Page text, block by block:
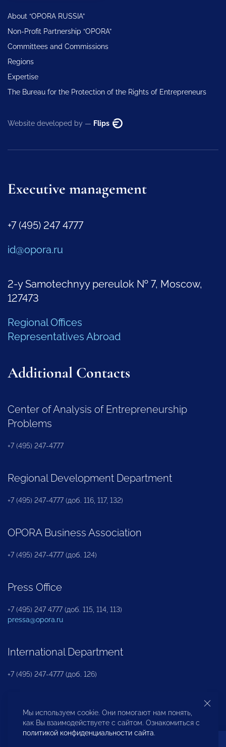
About “OPORA RUSSIA”
Non-Profit Partnership “OPORA”
Committees and Commissions
Regions
Expertise
The Bureau for the Protection of the Rights of Entrepreneurs
Website developed by — Flips
Executive management
+7 (495) 247 4777
id@opora.ru
2-y Samotechnyy pereulok № 7, Moscow,
127473
Regional Offices
Representatives Abroad
Additional Contacts
Center of Analysis of Entrepreneurship
Problems
+7 (495) 247-4777
Regional Development Department
+7 (495) 247-4777 (доб. 116, 117, 132)
OPORA Business Association
+7 (495) 247-4777 (доб. 124)
Press Office
+7 (495) 247 4777 (доб. 115, 114, 113)
pressa@opora.ru
International Department
+7 (495) 247-4777 (доб. 126)
Business and Investment Rights Protection
Department
Мы используем cookie. Они помогают нам понять,
как Вы взаимодействуете с сайтом. Ознакомиться с
политикой конфиденциальности сайта.